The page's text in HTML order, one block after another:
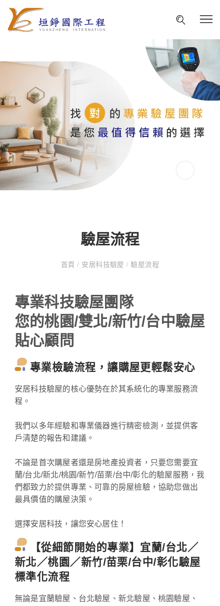
驗屋流程
首頁/ 安居科技驗屋/ 驗屋流程
專業科技驗屋團隊
您的桃園/雙北/新竹/台中驗屋
貼心顧問
專業檢驗流程，讓購屋更輕鬆安心
安居科技驗屋的核心優勢在於其系統化的專業服務流
程。
我們以多年經驗和專業儀器進行精密檢測，並提供客
戶清楚的報告和建議。
不論是首次購屋者還是房地產投資者，只要您需要宜
蘭/台北/新北/桃園/新竹/苗栗/台中/彰化的驗屋服務，我
們都致力於提供專業、可靠的房屋檢驗，協助您做出
最具價值的購屋決策。
選擇安居科技，讓您安心居住！
【從細節開始的專業】宜蘭/台北／
新北／桃園／新竹/苗栗/台中/彰化驗屋
標準化流程
無論是宜蘭驗屋、台北驗屋、新北驗屋、桃園驗屋、